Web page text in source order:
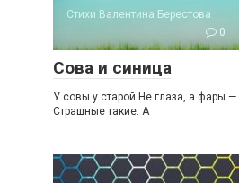
Стихи Валентина Берестова
0
Сова и синица
У совы у старой Не глаза, а фары
Страшные такие. А